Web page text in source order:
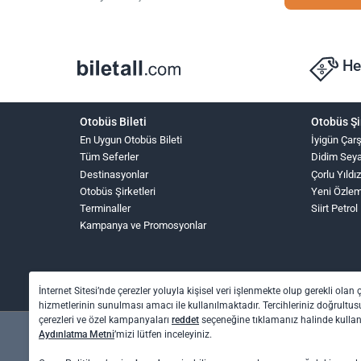
Otobüs Bileti
En Uygun Otobüs Bileti
Tüm Seferler
Destinasyonlar
Otobüs Şirketleri
Terminaller
Kampanya ve Promosyonlar
Otobüs
İyigün
Didim
Çorlu
Yeni
Siirt Petrol
İnternet Sitesi’nde çerezler yoluyla kişisel veri işlenmekte olup gerekli olan
hizmetlerinin sunulması amacı ile kullanılmaktadır. Tercihleriniz
çerezleri ve özel kampanyaları reddet seçeneğine tıklamanız halinde
Aydınlatma Metni’mizi lütfen inceleyiniz.